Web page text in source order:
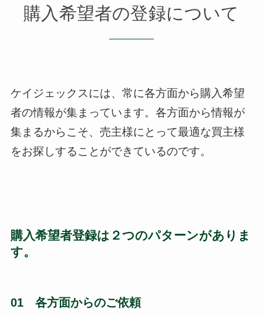
購入希望者の登録について
ケイジェックスには、常に各方面から購入希望
者の情報が集まっています。 各方面から情報が
集まるからこそ、売主様にとって最適な買主様
をお探しすることができているのです。
購入希望者登録は２つのパターンがありま
す。
01 各方面からのご依頼